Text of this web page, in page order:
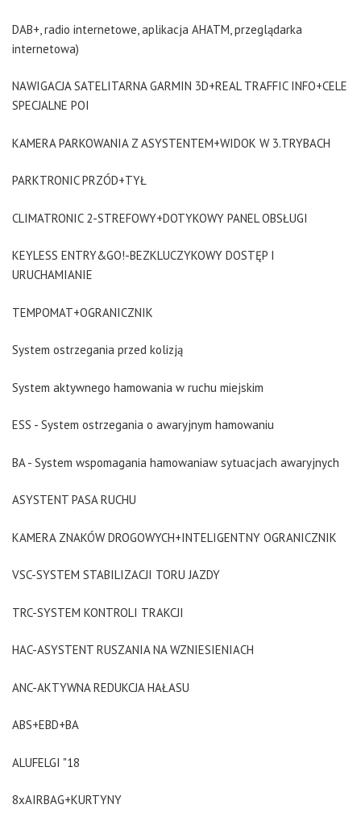
DAB+, radio internetowe, aplikacja AHATM, przeglądarka
internetowa)
NAWIGACJA SATELITARNA GARMIN 3D+REAL TRAFFIC INFO+CELE
SPECJALNE POI
KAMERA PARKOWANIA Z ASYSTENTEM+WIDOK W 3.TRYBACH
PARKTRONIC PRZÓD+TYŁ
CLIMATRONIC 2-STREFOWY+DOTYKOWY PANEL OBSŁUGI
KEYLESS ENTRY&GO!-BEZKLUCZYKOWY DOSTĘP I
URUCHAMIANIE
TEMPOMAT+OGRANICZNIK
System ostrzegania przed kolizją
System aktywnego hamowania w ruchu miejskim
ESS - System ostrzegania o awaryjnym hamowaniu
BA - System wspomagania hamowaniaw sytuacjach awaryjnych
ASYSTENT PASA RUCHU
KAMERA ZNAKÓW DROGOWYCH+INTELIGENTNY OGRANICZNIK
VSC-SYSTEM STABILIZACJI TORU JAZDY
TRC-SYSTEM KONTROLI TRAKCJI
HAC-ASYSTENT RUSZANIA NA WZNIESIENIACH
ANC-AKTYWNA REDUKCJA HAŁASU
ABS+EBD+BA
ALUFELGI "18
8xAIRBAG+KURTYNY